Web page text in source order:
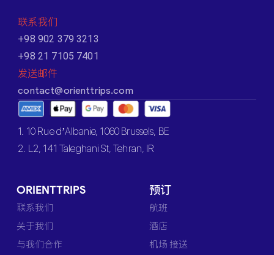
联系我们
+98 902 379 3213
+98 21 7105 7401
发送邮件
contact@orienttrips.com
1. 10 Rue d’Albanie, 1060 Brussels, BE
2. L2, 141 Taleghani St, Tehran, IR
ORIENTTRIPS
联系我们
关于我们
与我们合作
预订
航班
酒店
机场 接送